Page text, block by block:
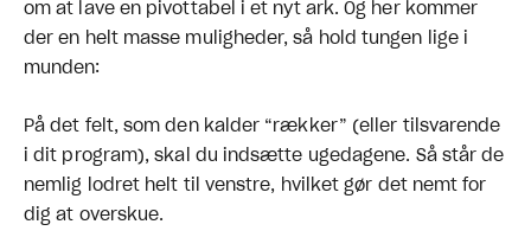
om at lave en pivottabel i et nyt ark. Og her kommer
der en helt masse muligheder, så hold tungen lige i
munden:
På det felt, som den kalder “rækker” (eller tilsvarende
i dit program), skal du indsætte ugedagene. Så står de
nemlig lodret helt til venstre, hvilket gør det nemt for
dig at overskue.